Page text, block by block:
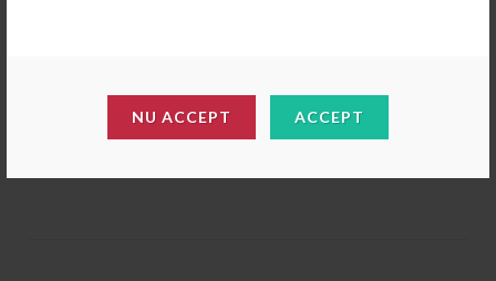
NU ACCEPT ACCEPT
Pliant prezentare